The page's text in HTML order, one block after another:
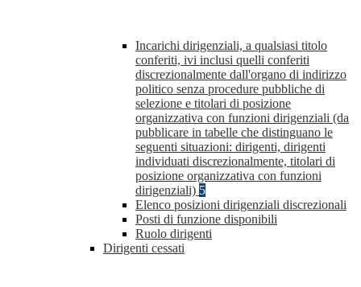
Incarichi dirigenziali, a qualsiasi titolo
conferiti, ivi inclusi quelli conferiti
discrezionalmente dall'organo di indirizzo
politico senza procedure pubbliche di
selezione e titolari di posizione
organizzativa con funzioni dirigenziali (da
pubblicare in tabelle che distinguano le
seguenti situazioni: dirigenti, dirigenti
individuati discrezionalmente, titolari di
posizione organizzativa con funzioni
dirigenziali) 5
Elenco posizioni dirigenziali discrezionali
Posti di funzione disponibili
Ruolo dirigenti
Dirigenti cessati